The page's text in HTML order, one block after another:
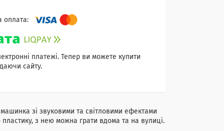
платежі. Тепер ви можете купити
сайту.
машинка зі звуковими та світловими ефектами
з нею можна грати вдома та на вулиці.